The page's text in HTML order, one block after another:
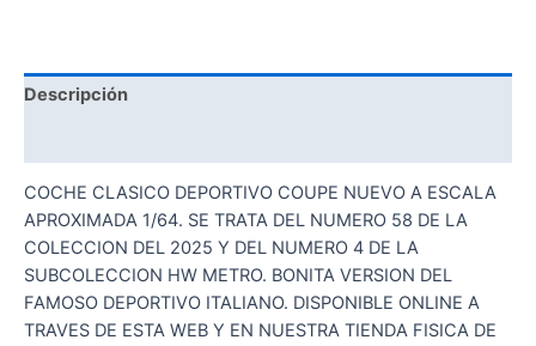
Descripción
COCHE CLASICO DEPORTIVO COUPE NUEVO A ESCALA
APROXIMADA 1/64. SE TRATA DEL NUMERO 58 DE LA
COLECCION DEL 2025 Y DEL NUMERO 4 DE LA
SUBCOLECCION HW METRO. BONITA VERSION DEL
FAMOSO DEPORTIVO ITALIANO. DISPONIBLE ONLINE A
TRAVES DE ESTA WEB Y EN NUESTRA TIENDA FISICA DE